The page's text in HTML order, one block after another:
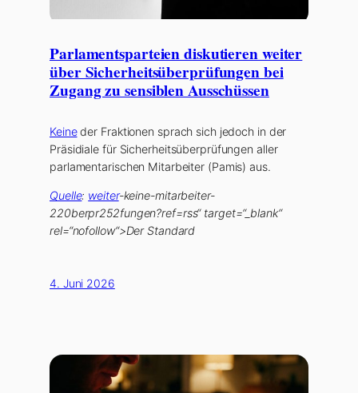
Parlamentsparteien diskutieren weiter
über Sicherheitsüberprüfungen bei
Zugang zu sensiblen Ausschüssen
Keineder Fraktionen sprach sich jedoch in der
Präsidiale für Sicherheitsüberprüfungen aller
parlamentarischen Mitarbeiter (Pamis) aus.
Quelle: weiter-keine-mitarbeiter-
220berpr252fungen?ref=rss“ target=“_blank“
rel=“nofollow“>Der Standard
4. Juni 2026